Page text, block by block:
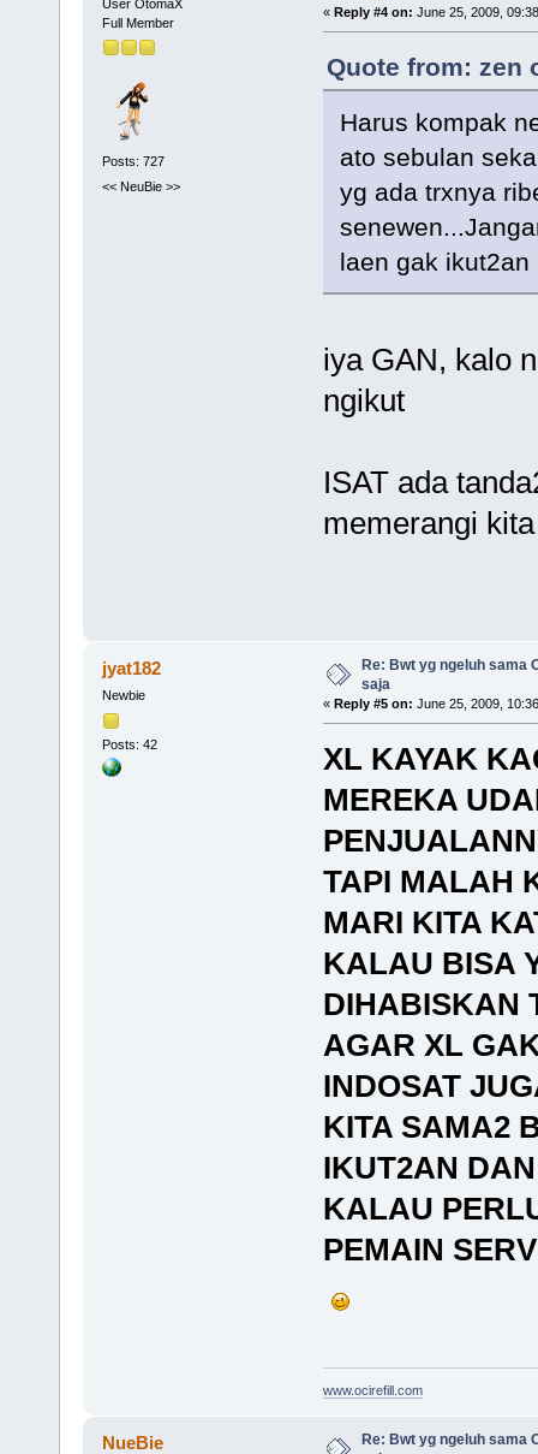
User OtomaX
Full Member
Posts: 727
<< NeuBie >>
« Reply #4 on: June 25, 2009,
Quote from: zen
Harus kompak
ato sebulan
yg ada trxnya
laen gak
iya GAN, kalo
ngikut
ISAT ada
memerangi
jyat182
Newbie
Posts: 42
Re: Bwt yg ngeluh sama
saja
« Reply #5 on: June 25, 2009,
XL KAYAK
MEREKA
TAPI MALAH
MARI KITA
KALAU BISA
DIHABISKAN
AGAR XL
INDOSAT
KITA SAMA2
IKUT2AN
KALAU
PEMAIN
www.ocirefill.com
NueBie
Re: Bwt yg ngeluh sama